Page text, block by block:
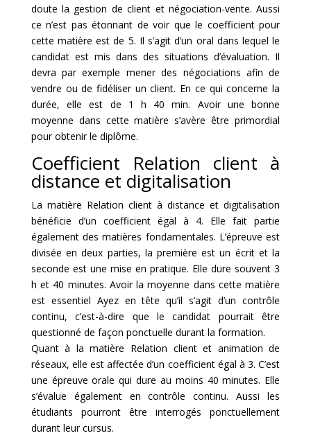
doute la gestion de client et négociation-vente. Aussi
ce n’est pas étonnant de voir que le coefficient pour
cette matière est de 5. Il s’agit d’un oral dans lequel le
candidat est mis dans des situations d’évaluation. Il
devra par exemple mener des négociations afin de
vendre ou de fidéliser un client. En ce qui concerne la
durée, elle est de 1 h 40 min. Avoir une bonne
moyenne dans cette matière s’avère être primordial
pour obtenir le diplôme.
Coefficient Relation client à
distance et digitalisation
La matière Relation client à distance et digitalisation
bénéficie d’un coefficient égal à 4. Elle fait partie
également des matières fondamentales. L’épreuve est
divisée en deux parties, la première est un écrit et la
seconde est une mise en pratique. Elle dure souvent 3
h et 40 minutes. Avoir la moyenne dans cette matière
est essentiel Ayez en tête qu’il s’agit d’un contrôle
continu, c’est-à-dire que le candidat pourrait être
questionné de façon ponctuelle durant la formation.
Quant à la matière Relation client et animation de
réseaux, elle est affectée d’un coefficient égal à 3. C’est
une épreuve orale qui dure au moins 40 minutes. Elle
s’évalue également en contrôle continu. Aussi les
étudiants pourront être interrogés ponctuellement
durant leur cursus.